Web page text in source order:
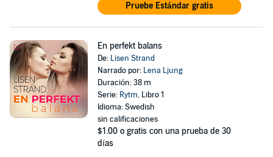
Pruebe Estándar gratis
En perfekt balans
De: Lisen Strand
Narrado por: Lena Ljung
Duración: 38 m
Serie: Rytm, Libro 1
Idioma: Swedish
sin calificaciones
$1.00 o gratis con una prueba de 30
días